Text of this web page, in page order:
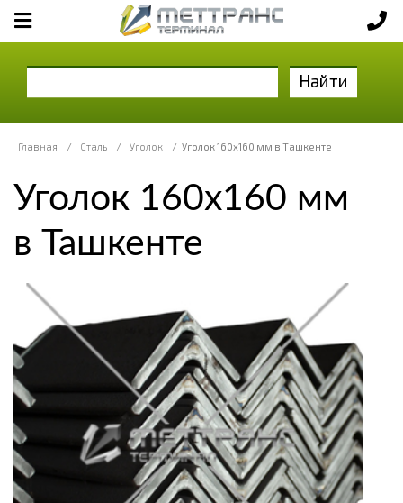
Найти
Главная / Сталь / Уголок / Уголок 160х160 мм в Ташкенте
Уголок 160х160 мм
в Ташкенте